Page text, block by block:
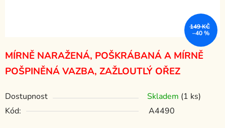
MÍRNĚ NARAŽENÁ, POŠKRÁBANÁ A MÍRNĚ
POŠPINĚNÁ VAZBA, ZAŽLOUTLÝ OŘEZ
Dostupnost Skladem (1 ks)
Kód:
A4490
149 KČ
–40 %